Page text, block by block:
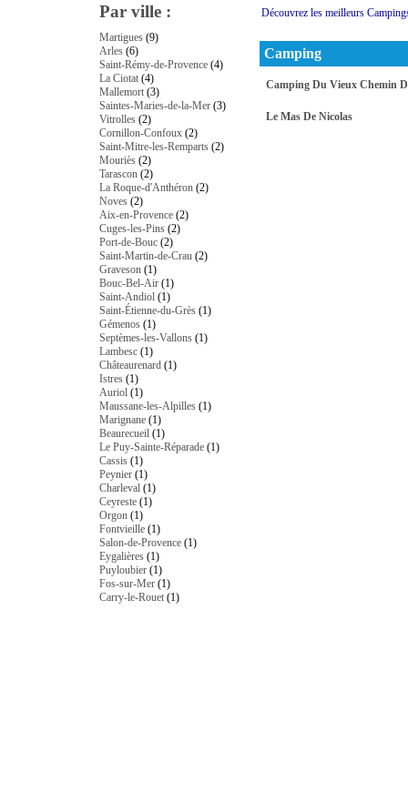
Par ville :
Martigues (9)
Arles (6)
Saint-Rémy-de-Provence (4)
La Ciotat (4)
Mallemort (3)
Saintes-Maries-de-la-Mer (3)
Vitrolles (2)
Cornillon-Confoux (2)
Saint-Mitre-les-Remparts (2)
Mouriès (2)
Tarascon (2)
La Roque-d'Anthéron (2)
Noves (2)
Aix-en-Provence (2)
Cuges-les-Pins (2)
Port-de-Bouc (2)
Saint-Martin-de-Crau (2)
Graveson (1)
Bouc-Bel-Air (1)
Saint-Andiol (1)
Saint-Étienne-du-Grès (1)
Gémenos (1)
Septèmes-les-Vallons (1)
Lambesc (1)
Châteaurenard (1)
Istres (1)
Auriol (1)
Maussane-les-Alpilles (1)
Marignane (1)
Beaurecueil (1)
Le Puy-Sainte-Réparade (1)
Cassis (1)
Peynier (1)
Charleval (1)
Ceyreste (1)
Orgon (1)
Fontvieille (1)
Salon-de-Provence (1)
Eygalières (1)
Puyloubier (1)
Fos-sur-Mer (1)
Carry-le-Rouet (1)
Découvrez les meilleurs
Camping
Camping Du Vieux Chemin
Le Mas De Nicolas